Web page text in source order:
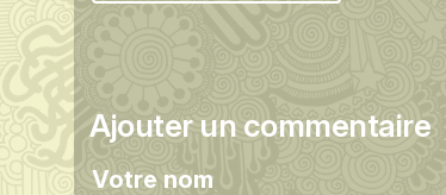
Ajouter un commentaire
Votre nom